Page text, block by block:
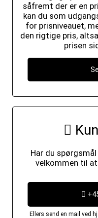
såfremt der er en
kan du som
for prisniveauet,
den rigtige pris,
prisen
Har du
velkommen til
Ellers send en mail ved